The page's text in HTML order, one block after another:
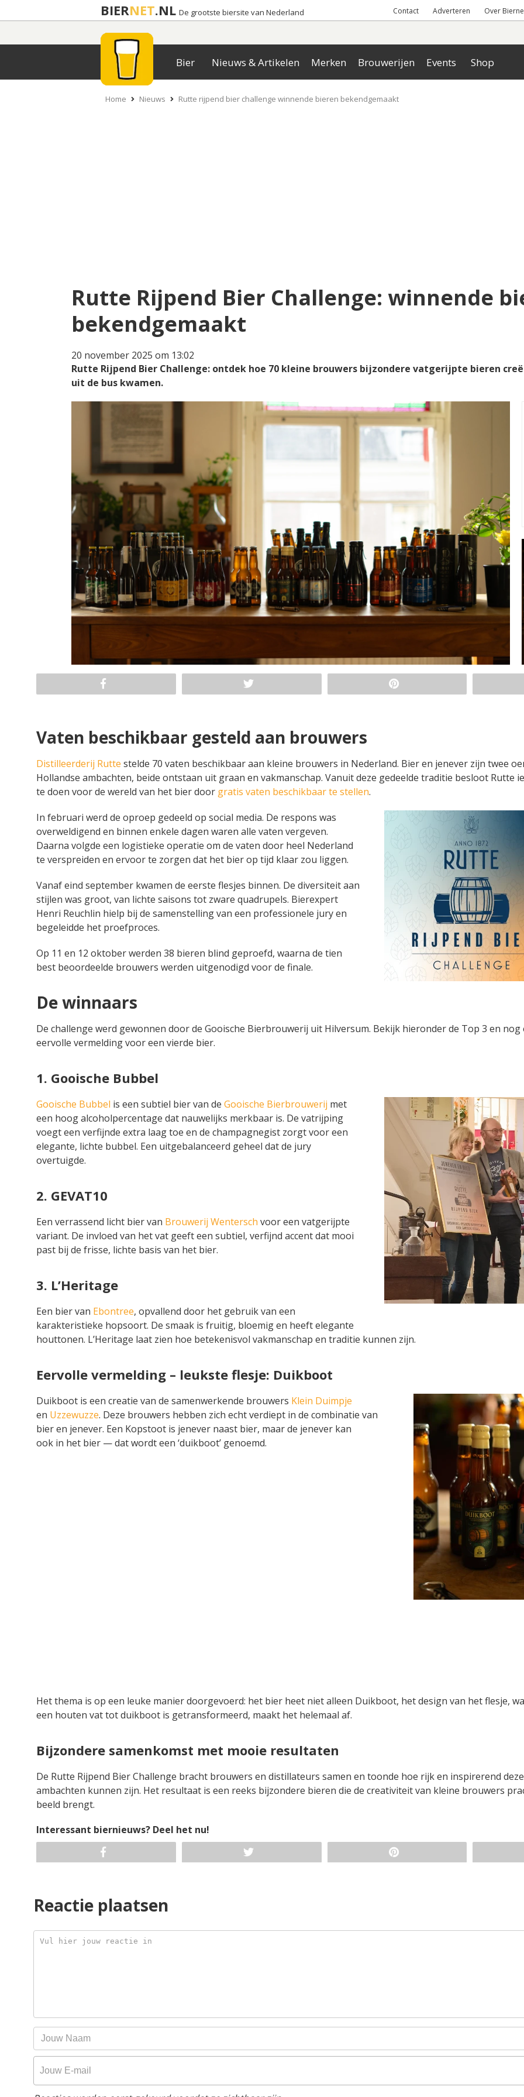
BIERNET.NL De grootste biersite van Nederland Contact Adverteren Over
Bier Nieuws & Artikelen Merken Brouwerijen Events Shop
Home Nieuws Rutte rijpend bier challenge winnende bieren bekendgemaakt
Rutte Rijpend Bier Challenge: winnende
bekendgemaakt
20 november 2025 om 13:02
Rutte Rijpend Bier Challenge: ontdek hoe 70 kleine brouwers bijzondere vatgerijpte bieren
uit de bus kwamen.
Vaten beschikbaar gesteld aan brouwers
Distilleerderij Rutte stelde 70 vaten beschikbaar aan kleine brouwers in Nederland. Bier en jenever zijn twee
Hollandse ambachten, beide ontstaan uit graan en vakmanschap. Vanuit deze gedeelde traditie besloot Rutte
te doen voor de wereld van het bier door gratis vaten beschikbaar te stellen.
In februari werd de oproep gedeeld op social media. De respons was
overweldigend en binnen enkele dagen waren alle vaten vergeven.
Daarna volgde een logistieke operatie om de vaten door heel Nederland
te verspreiden en ervoor te zorgen dat het bier op tijd klaar zou liggen.
Vanaf eind september kwamen de eerste flesjes binnen. De diversiteit aan
stijlen was groot, van lichte saisons tot zware quadrupels. Bierexpert
Henri Reuchlin hielp bij de samenstelling van een professionele jury en
begeleidde het proefproces.
Op 11 en 12 oktober werden 38 bieren blind geproefd, waarna de tien
best beoordeelde brouwers werden uitgenodigd voor de finale.
De winnaars
De challenge werd gewonnen door de Gooische Bierbrouwerij uit Hilversum. Bekijk hieronder de Top 3 en nog
eervolle vermelding voor een vierde bier.
1. Gooische Bubbel
Gooische Bubbel is een subtiel bier van de Gooische Bierbrouwerij met
een hoog alcoholpercentage dat nauwelijks merkbaar is. De vatrijping
voegt een verfijnde extra laag toe en de champagnegist zorgt voor een
elegante, lichte bubbel. Een uitgebalanceerd geheel dat de jury
overtuigde.
2. GEVAT10
Een verrassend licht bier van Brouwerij Wentersch voor een vatgerijpte
variant. De invloed van het vat geeft een subtiel, verfijnd accent dat mooi
past bij de frisse, lichte basis van het bier.
3. L’Heritage
Een bier van Ebontree, opvallend door het gebruik van een
karakteristieke hopsoort. De smaak is fruitig, bloemig en heeft elegante
houttonen. L’Heritage laat zien hoe betekenisvol vakmanschap en traditie kunnen zijn.
Eervolle vermelding – leukste flesje: Duikboot
Duikboot is een creatie van de samenwerkende brouwers Klein Duimpje
en Uzzewuzze. Deze brouwers hebben zich echt verdiept in de combinatie van
bier en jenever. Een Kopstoot is jenever naast bier, maar de jenever kan
ook in het bier — dat wordt een ‘duikboot’ genoemd.
Het thema is op een leuke manier doorgevoerd: het bier heet niet alleen Duikboot, het design van het flesje,
een houten vat tot duikboot is getransformeerd, maakt het helemaal af.
Bijzondere samenkomst met mooie resultaten
De Rutte Rijpend Bier Challenge bracht brouwers en distillateurs samen en toonde hoe rijk en inspirerend deze
ambachten kunnen zijn. Het resultaat is een reeks bijzondere bieren die de creativiteit van kleine brouwers
beeld brengt.
Interessant biernieuws? Deel het nu!
Reactie plaatsen